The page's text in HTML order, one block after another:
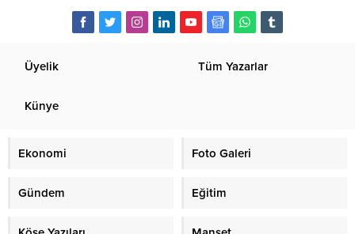
Üyelik Tüm Yazarlar
Künye
Ekonomi Foto Galeri
Gündem Eğitim